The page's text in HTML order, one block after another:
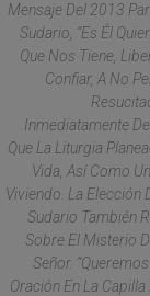
Mensaje Del 2013
Sudario, “es Él
Que Nos Tiene,
Confiar, A No
Inmediatamente
Que La Liturgia
Vida, Así Como
Viviendo. La Elección
Sudario También
Sobre El Misterio
Señor.
Oración En La